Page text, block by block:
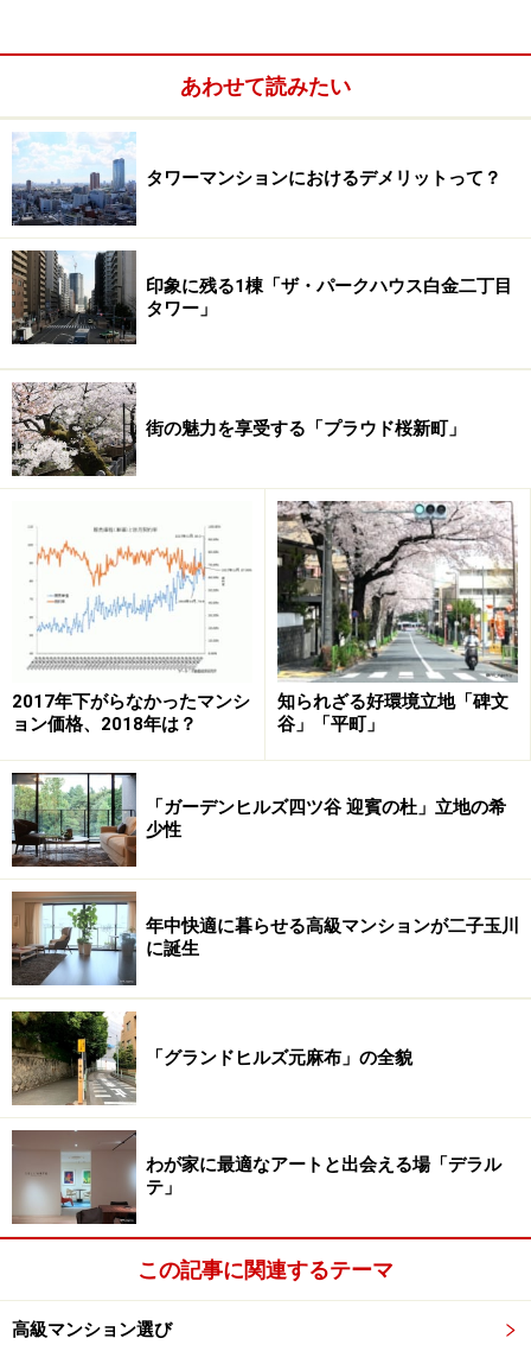
っかかり、エレベーターが非常停止。地震管制運転装置
が作動しなかったことから、森ビルは長周期地震動の対
策を早急に講じた。長周期地震動用の検知器を新たに導
入し、地震発生時にはエレベーターを中間階に集め、ロ
ープのたわみを抑えるようにしたのである。以来、比較
的大きな地震時においても想定通りの作動を検証済み
だ。
国の対応
国土交通省は、2010年12月21日「【超高層建築物等にお
ける長周期地震動への対策試案について】に関するご意
見募集について」と題した発表を行っている。ここに書
かれている内容を一部抜粋してみよう。
○超高層建築物等を建築する場合への対策
・超高層建築物等の大臣認定の運用を見直し、
[1]想定東海地震、東南海地震、宮城県沖地震の3
地震による長周期地震動を考慮した設計用地震
動による構造計算を求めるとともに、[2]家具等
の転倒防止対策に対する設計上の措置について
説明を求めます。
・また、今回対象の3地震以外の地震や、複数が
連動する場合の設計用地震動について余裕を持
った設計を行う場合の参考情報を提供します。
あわせて読みたい
タワーマンションにおけるデメリットって？
印象に残る1棟「ザ・パークハウス白金二丁目
タワー」
街の魅力を享受する「プラウド桜新町」
2017年下がらなかったマンシ
ョン価格、2018年は？
知られざる好環境立地「碑文
谷」「平町」
「ガーデンヒルズ四ツ谷 迎賓の杜」立地の希
少性
年中快適に暮らせる高級マンションが二子玉川
に誕生
「グランドヒルズ元麻布」の全貌
わが家に最適なアートと出会える場「デラル
テ」
この記事に関連するテーマ
高級マンション選び